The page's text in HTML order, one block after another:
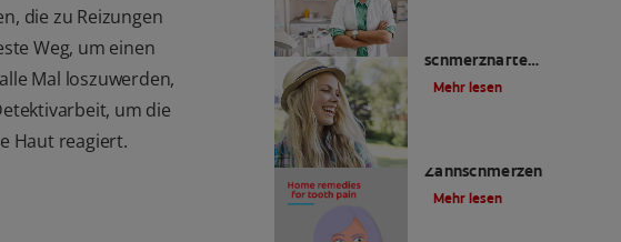
die zu Reizungen
Weg, um einen
Mal loszuwerden,
um die
Haut reagiert.
schmerzhafte
Angelegenheit?
Mehr lesen
Zahnschmerzen
Mehr lesen